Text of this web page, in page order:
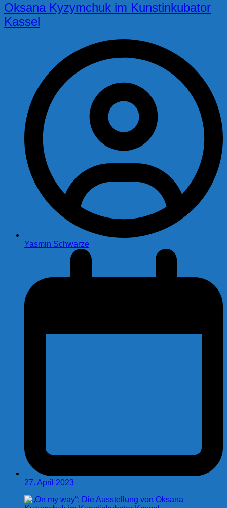
Oksana Kyzymchuk im Kunstinkubator
Kassel
Yasmin Schwarze
27. April 2023